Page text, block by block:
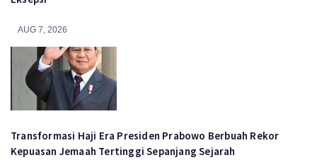
AUG 7, 2026
Transformasi Haji Era Presiden Prabowo Berbuah Rekor
Kepuasan Jemaah Tertinggi Sepanjang Sejarah